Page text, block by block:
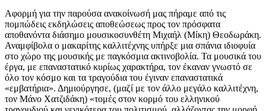
Αφορμή για την παρούσα ανακοίνωσή μας πήραμε από τις
πομπώδεις εκδηλώσεις αποθεώσεως προς τον πρόσφατα
αποθανόντα διάσημο μουσικοσυνθέτη Μιχαήλ (Μίκη) Θεοδωράκη.
Αναμφίβολα ο μακαρίτης καλλιτέχνης υπήρξε μια σπάνια ιδιοφυία
στο χώρο της μουσικής με παγκόσμια ακτινοβολία. Τα μουσικά του
έργα, με επαναστατικό κυρίως χαρακτήρα, τον έκαναν γνωστό σε
όλο τον κόσμο και τα τραγούδια του έγιναν επαναστατικά
«εμβατήρια». Δημιούργησε, (μαζί με τον άλλο μεγάλο καλλιτέχνη,
τον Μάνο Χατζιδάκη) «τομές στον κορμό του ελληνικού